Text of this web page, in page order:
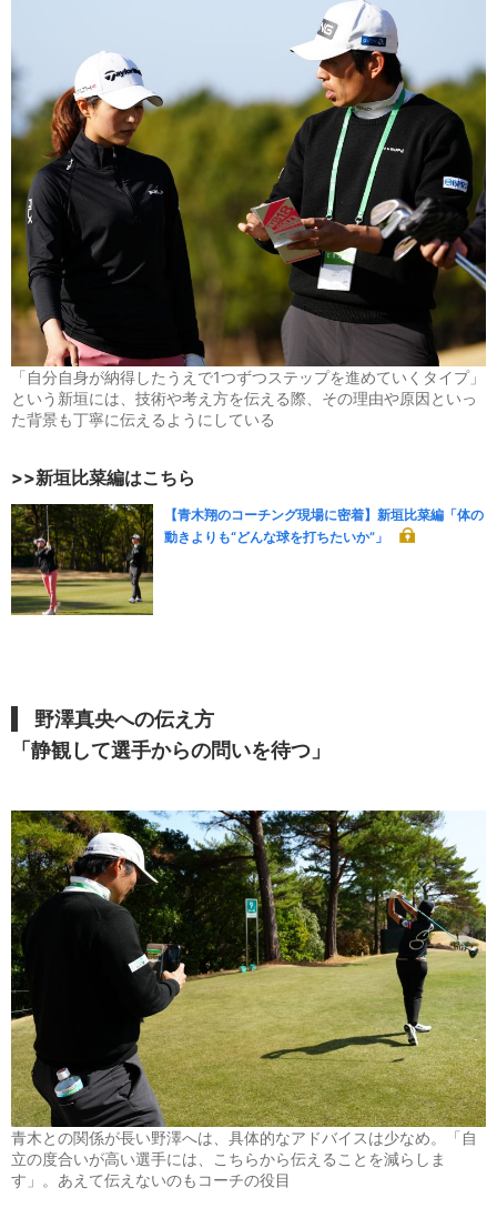
「自分自身が納得したうえで1つずつステップを進めていくタイプ」
という新垣には、技術や考え方を伝える際、その理由や原因といっ
た背景も丁寧に伝えるようにしている
>>新垣比菜編はこちら
【青木翔のコーチング現場に密着】新垣比菜編「体の
動きよりも“どんな球を打ちたいか”」
野澤真央への伝え方
「 静観して選手からの問いを待つ 」
青木との関係が長い野澤へは、具体的なアドバイスは少なめ。「自
立の度合いが高い選手には、こちらから伝えることを減らしま
す」。あえて伝えないのもコーチの役目